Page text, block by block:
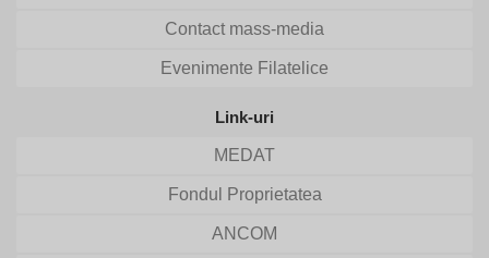
Contact mass-media
Evenimente Filatelice
Link-uri
MEDAT
Fondul Proprietatea
ANCOM